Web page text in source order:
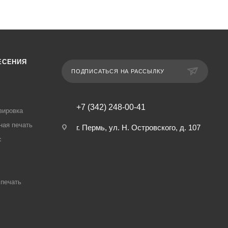
печать
ПОДПИСАТЬСЯ НА РАССЫЛКУ
+7 (342) 248-00-41
г. Пермь, ул. Н. Островского, д. 107